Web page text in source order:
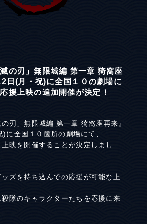
滅の刃」無限城編 第一章 猗窩座
日(月・祝)に全国１０の劇場に
援上映の追加開催が決定！
の刃」無限城編 第一章 猗窩座再来』
に全国１０箇所の劇場にて、
上映を開催することが決定しまし
ズを持ち込んでの応援が可能な上
隊のキャラクターたちを応援に来